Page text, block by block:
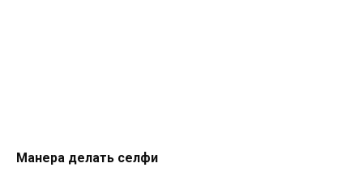
Манера делать селфи